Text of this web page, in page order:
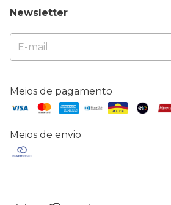
Newsletter
Meios de pagamento
Meios de envio